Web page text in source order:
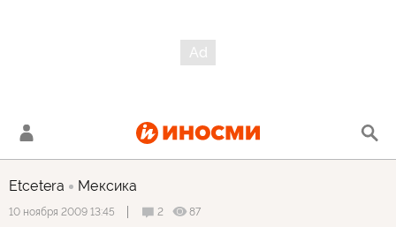
Etcetera Мексика
10 ноября 2009 13:45 2
87